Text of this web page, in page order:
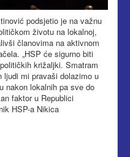
podsjetio je na važnu
životu na lokalnoj,
članovima na aktivnom
„HSP će sigurno biti
križaljki. Smatram
ljudi mi pravaši dolazimo u
nakon lokalnih pa sve do
faktor u Republici
HSP-a Nikica